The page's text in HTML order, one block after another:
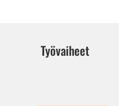
Työvaiheet